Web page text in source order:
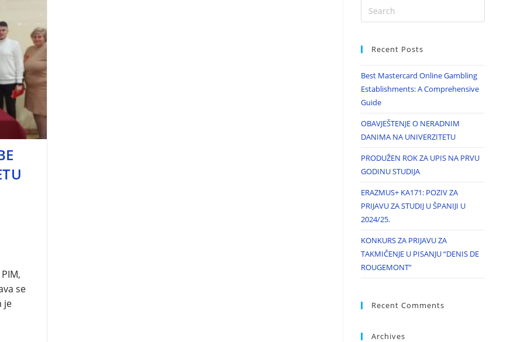
se
je
Recent Posts
Best Mastercard Online Gambling
Establishments: A Comprehensive
Guide
OBAVJEŠTENJE O NERADNIM
DANIMA NA UNIVERZITETU
PRODUŽEN ROK ZA UPIS NA PRVU
GODINU STUDIJA
ERAZMUS+ KA171: POZIV ZA
PRIJAVU ZA STUDIJ U ŠPANIJI U
2024/25.
KONKURS ZA PRIJAVU ZA
TAKMIČENJE U PISANJU “DENIS DE
ROUGEMONT”
Recent Comments
Archives